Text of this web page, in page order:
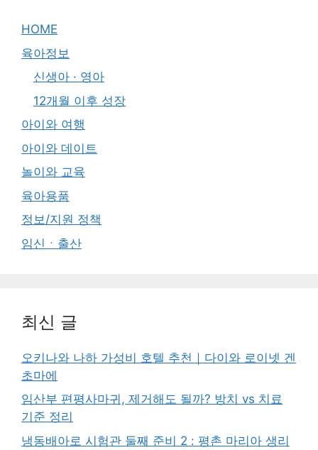
HOME
육아정보
신생아 · 영아
12개월 이후 성장
아이와 여행
아이와 데이트
놀이와 교육
육아용품
정보/지원 정책
임신ㆍ출산
최신 글
오키나와 나하 가성비 호텔 추천｜다이와 로이넷 겐
초마에
임산부 편평사마귀, 제거해도 될까? 방치 vs 치료
기준 정리
냉동배아로 시험관 둘째 준비 2 : 평촌 마리아 생리